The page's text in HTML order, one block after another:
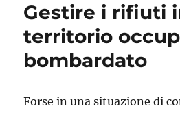
Gestire i rifiuti
territorio
bombardato
Forse in una situazione di